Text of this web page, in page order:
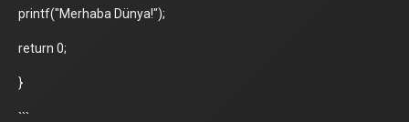
printf("Merhaba Dünya!");
return 0;
}
```